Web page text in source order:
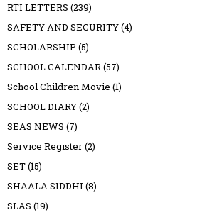
RTI LETTERS (239)
SAFETY AND SECURITY(4)
SCHOLARSHIP (5)
SCHOOL CALENDAR(57)
School Children Movie (1)
SCHOOL DIARY(2)
SEAS NEWS (7)
Service Register(2)
SET(15)
SHAALA SIDDHI (8)
SLAS (19)